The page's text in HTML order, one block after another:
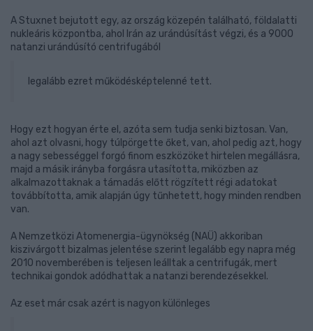
A Stuxnet bejutott egy, az ország közepén található, földalatti
nukleáris központba, ahol Irán az urándúsítást végzi, és a 9000
natanzi urándúsító centrifugából
legalább ezret működésképtelenné tett.
Hogy ezt hogyan érte el, azóta sem tudja senki biztosan. Van,
ahol azt olvasni, hogy túlpörgette őket, van, ahol pedig azt, hogy
a nagy sebességgel forgó finom eszközöket hirtelen megállásra,
majd a másik irányba forgásra utasította, miközben az
alkalmazottaknak a támadás előtt rögzített régi adatokat
továbbította, amik alapján úgy tűnhetett, hogy minden rendben
van.
A Nemzetközi Atomenergia-ügynökség (NAÜ) akkoriban
kiszivárgott bizalmas jelentése szerint legalább egy napra még
2010 novemberében is teljesen leálltak a centrifugák, mert
technikai gondok adódhattak a natanzi berendezésekkel.
Az eset már csak azért is nagyon különleges